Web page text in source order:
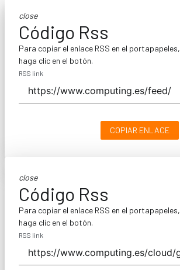
close
Código Rss
Para copiar el enlace RSS en el portapapeles,
haga clic en el botón.
RSS link
COPIAR ENLACE
close
Código Rss
Para copiar el enlace RSS en el portapapeles,
haga clic en el botón.
RSS link